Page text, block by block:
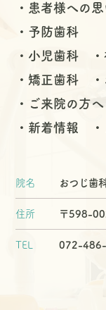
患者様への思
予防歯科
小児歯科
矯正歯科
ご来院の方へ
新着情報
院名 おつじ歯
住所 〒598-
TEL 072-